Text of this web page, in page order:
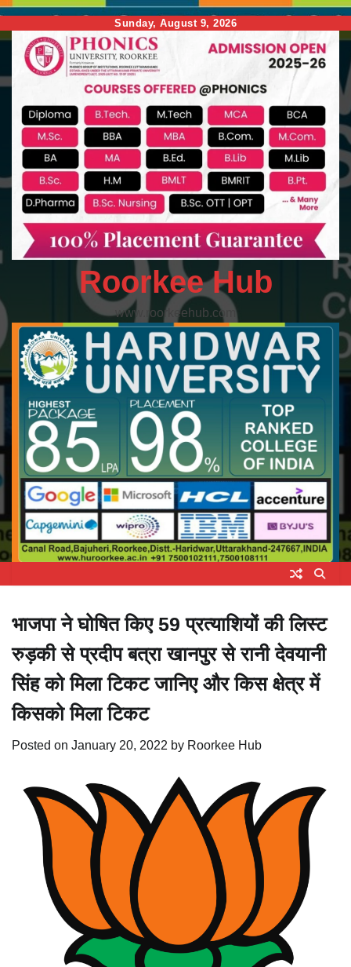
to
content
Sunday, August 9, 2026
Roorkee Hub
www.roorkeehub.com
भाजपा ने घोषित किए 59 प्रत्याशियों की लिस्ट
रुड़की से प्रदीप बत्रा खानपुर से रानी देवयानी
सिंह को मिला टिकट जानिए और किस क्षेत्र में
किसको मिला टिकट
Posted on January 20, 2022 by Roorkee Hub